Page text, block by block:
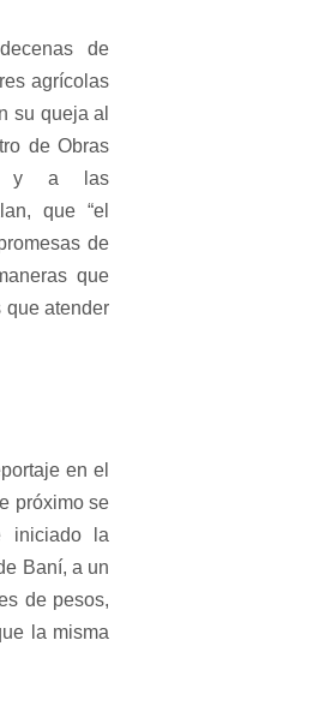
de
agrícolas
su queja al
de Obras
y a las
que “el
de
que
que atender
en el
próximo se
iniciado la
Baní, a un
de pesos,
la misma